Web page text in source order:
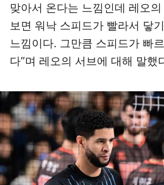
맞아서 온다는 느낌인데 레오
보면 워낙 스피드가 빨라서 닿
느낌이다. 그만큼 스피드가 빠
다”며 레오의 서브에 대해 말했